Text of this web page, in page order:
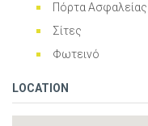
Πόρτα Ασφαλείας
Σίτες
Φωτεινό
LOCATION